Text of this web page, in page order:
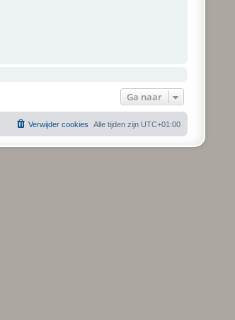
Ga naar
Alle tijden zijn UTC+01:00
Verwijder cookies